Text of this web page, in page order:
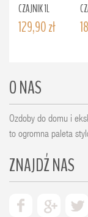
CZAJNIK 1L
129,90 zł
O NAS
Ozdoby do domu i
to ogromna paleta
ZNAJDŹ NAS